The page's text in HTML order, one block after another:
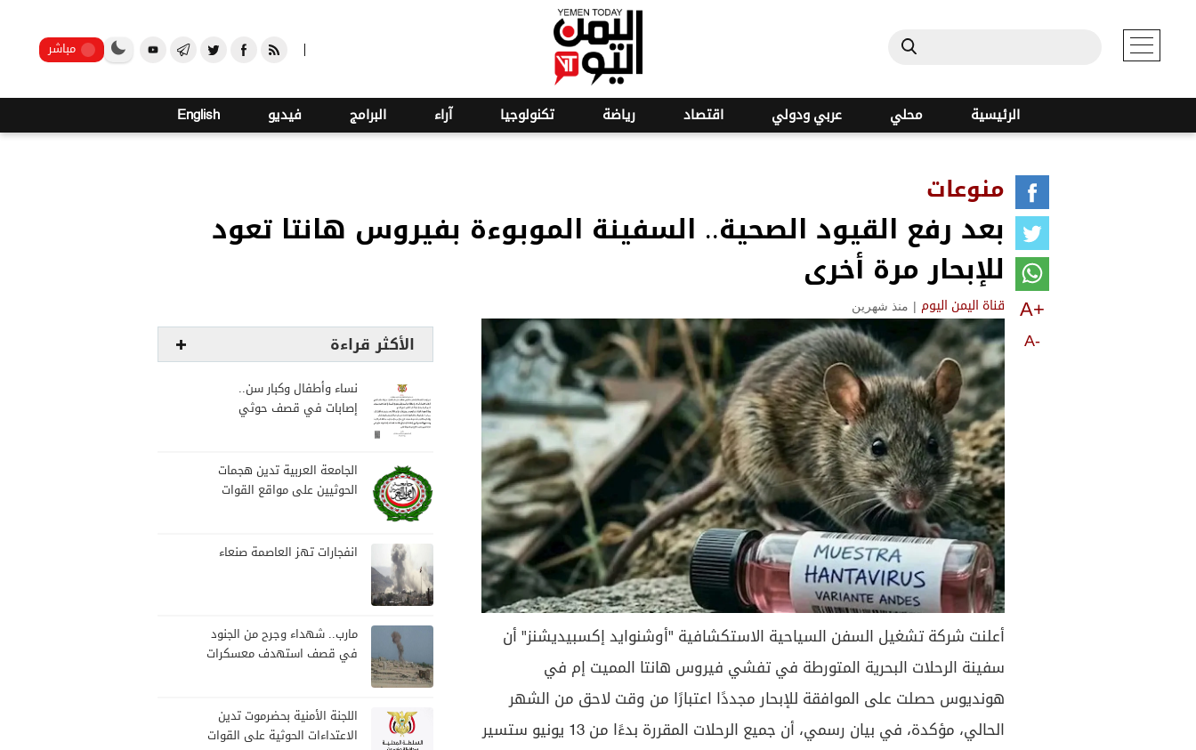
مباشر
الرئيسية محلي عربي ودولي اقتصاد رياضة تكنولوجيا آراء البرامج فيديو English
منوعات
بعد رفع القيود الصحية.. السفينة الموبوءة بفيروس هانتا تعود
للإبحار مرة أخرى
قناة اليمن اليوم | منذ شهرين A+
A-
أعلنت شركة تشغيل السفن السياحية الاستكشافية "أوشنوايد إكسبيديشنز" أن
سفينة الرحلات البحرية المتورطة في تفشي فيروس هانتا المميت إم في
هونديوس حصلت على الموافقة للإبحار مجددًا اعتبارًا من وقت لاحق من الشهر
الحالي، مؤكدة، في بيان رسمي، أن جميع الرحلات المقررة بدءًا من 13 يونيو ستسير
الأكثر قراءة
نساء وأطفال وكبار سن..
إصابات في قصف حوثي
الجامعة العربية تدين هجمات
الحوثيين على مواقع القوات
انفجارات تهز العاصمة صنعاء
مارب.. شهداء وجرح من الجنود
في قصف استهدف معسكرات
اللجنة الأمنية بحضرموت تدين
الاعتداءات الحوثية على القوات